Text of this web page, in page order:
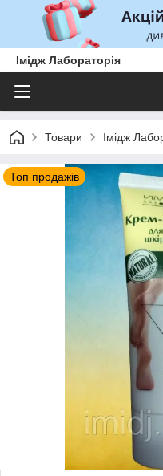
Імідж Лабораторія
Товари Імідж
Топ продажів